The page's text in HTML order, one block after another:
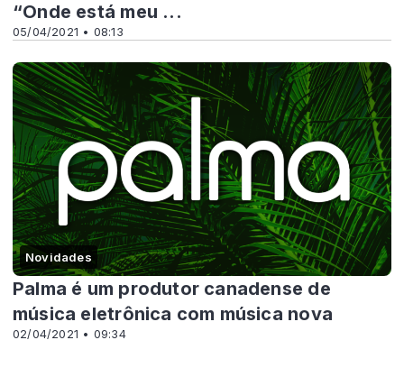
05/04/2021 • 08:13
“Onde está meu ...
Novidades
02/04/2021 • 09:34
Palma é um produtor canadense de
música eletrônica com música nova